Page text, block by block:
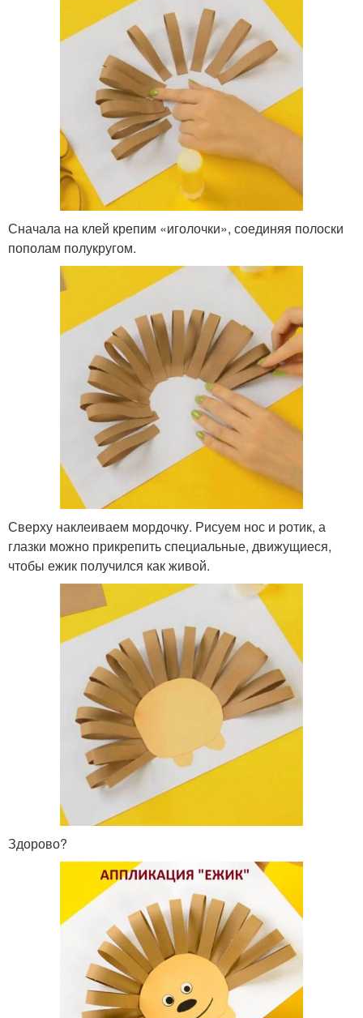
Сначала на клей крепим «иголочки», соединяя полоски
пополам полукругом.
Сверху наклеиваем мордочку. Рисуем нос и ротик, а
глазки можно прикрепить специальные, движущиеся,
чтобы ежик получился как живой.
Здорово?